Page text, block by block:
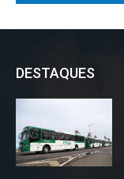
DESTAQUES